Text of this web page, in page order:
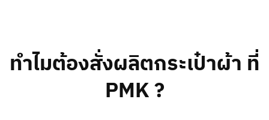
ทำไมต้องสั่งผลิตกระเป๋าผ้า ที่
PMK ?